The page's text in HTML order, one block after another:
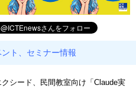
ト、セミナー情報
クシード、民間教室向け「Claude実